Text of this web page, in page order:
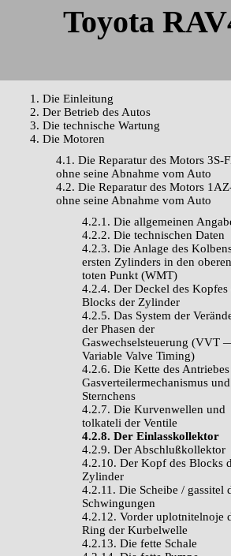
Toyota
1. Die Einleitung
2. Der Betrieb des Autos
3. Die technische Wartung
4. Die Motoren
4.1. Die Reparatur des Motors 3S-
ohne seine Abnahme vom Auto
4.2. Die Reparatur des Motors
ohne seine Abnahme vom Auto
4.2.1. Die allgemeinen
4.2.2. Die technischen Daten
4.2.3. Die Anlage des
ersten Zylinders in den oberen
toten Punkt (WMT)
4.2.4. Der Deckel des Kopfes
Blocks der Zylinder
4.2.5. Das System der
der Phasen der
Gaswechselsteuerung (VVT
Variable Valve Timing)
4.2.6. Die Kette des Antriebes
Gasverteilermechanismus
Sternchens
4.2.7. Die Kurvenwellen und
tolkateli der Ventile
4.2.8. Der Einlasskollektor
4.2.9. Der Abschlußkollektor
4.2.10. Der Kopf des Blocks
Zylinder
4.2.11. Die Scheibe / gassitel
Schwingungen
4.2.12. Vorder uplotnitelnoje
Ring der Kurbelwelle
4.2.13. Die fette Schale